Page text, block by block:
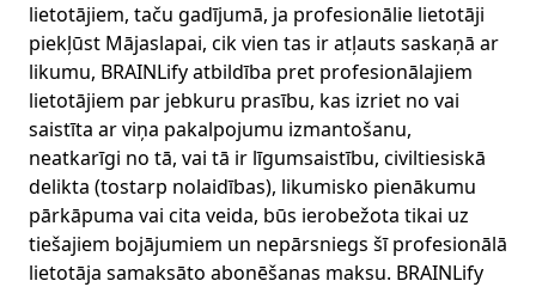
lietotājiem, taču gadījumā, ja profesionālie lietotāji
piekļūst Mājaslapai, cik vien tas ir atļauts saskaņā ar
likumu, BRAINLify atbildība pret profesionālajiem
lietotājiem par jebkuru prasību, kas izriet no vai
saistīta ar viņa pakalpojumu izmantošanu,
neatkarīgi no tā, vai tā ir līgumsaistību, civiltiesiskā
delikta (tostarp nolaidības), likumisko pienākumu
pārkāpuma vai cita veida, būs ierobežota tikai uz
tiešajiem bojājumiem un nepārsniegs šī profesionālā
lietotāja samaksāto abonēšanas maksu. BRAINLify